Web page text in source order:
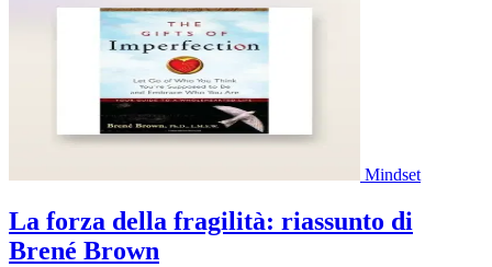
Mindset
La forza della fragilità: riassunto di
Brené Brown